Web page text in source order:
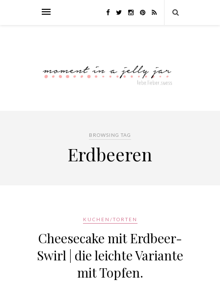
BROWSING TAG
Erdbeeren
KUCHEN/TORTEN
Cheesecake mit Erdbeer-
Swirl | die leichte Variante
mit Topfen.